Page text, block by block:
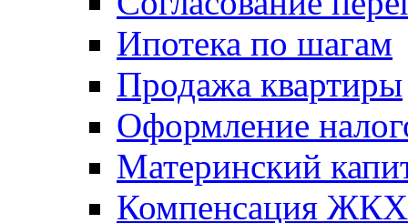
Ипотека по шагам
Продажа квартиры
Оформление
Материнский
Компенсация ЖКХ